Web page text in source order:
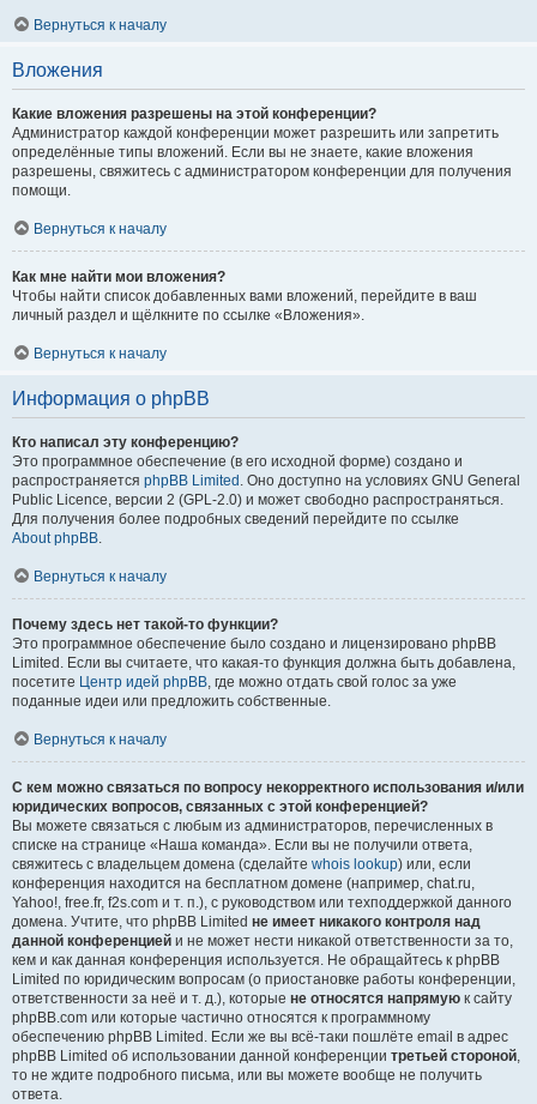
Вернуться к началу
Вложения
Какие вложения разрешены на этой конференции?
Администратор каждой конференции может разрешить или запретить
определённые типы вложений. Если вы не знаете, какие вложения
разрешены, свяжитесь с администратором конференции для получения
помощи.
Вернуться к началу
Как мне найти мои вложения?
Чтобы найти список добавленных вами вложений, перейдите в ваш
личный раздел и щёлкните по ссылке «Вложения».
Вернуться к началу
Информация о phpBB
Кто написал эту конференцию?
Это программное обеспечение (в его исходной форме) создано и
распространяется phpBB Limited . Оно доступно на условиях GNU General
Public Licence, версии 2 (GPL-2.0) и может свободно распространяться.
Для получения более подробных сведений перейдите по ссылке
About phpBB.
Вернуться к началу
Почему здесь нет такой-то функции?
Это программное обеспечение было создано и лицензировано phpBB
Limited. Если вы считаете, что какая-то функция должна быть добавлена,
посетите Центр идей phpBB, где можно отдать свой голос за уже
поданные идеи или предложить собственные.
Вернуться к началу
С кем можно связаться по вопросу некорректного использования и/или
юридических вопросов, связанных с этой конференцией?
Вы можете связаться с любым из администраторов, перечисленных в
списке на странице «Наша команда». Если вы не получили ответа,
свяжитесь с владельцем домена (сделайте whois lookup) или, если
конференция находится на бесплатном домене (например, chat.ru,
Yahoo!, free.fr, f2s.com и т. п.), с руководством или техподдержкой данного
домена. Учтите, что phpBB Limited не имеет никакого контроля над
данной конференцией и не может нести никакой ответственности за то,
кем и как данная конференция используется. Не обращайтесь к phpBB
Limited по юридическим вопросам (о приостановке работы конференции,
ответственности за неё и т. д.), которые не относятся напрямую к сайту
phpBB.com или которые частично относятся к программному
обеспечению phpBB Limited. Если же вы всё-таки пошлёте email в адрес
phpBB Limited об использовании данной конференции третьей стороной,
то не ждите подробного письма, или вы можете вообще не получить
ответа.